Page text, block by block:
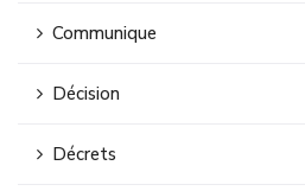
Communique
Décision
Décrets